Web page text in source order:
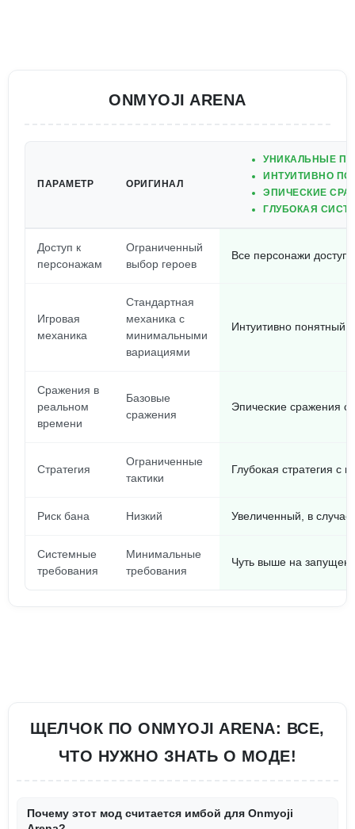
ONMYOJI ARENA
ПАРАМЕТР ОРИГИНАЛ
УНИКАЛЬНЫЕ
ИНТУИТИВНО
ЭПИЧЕСКИЕ
ГЛУБОКАЯ
Доступ к
персонажам
Ограниченный
выбор героев
Все персонажи
Игровая
механика
Стандартная
механика с
минимальными
вариациями
Интуитивно понятный
Сражения в
реальном
времени
Базовые
сражения
Эпические сражения
Стратегия
Ограниченные
тактики
Глубокая стратегия с
Риск бана Низкий Увеличенный, в
Системные
требования
Минимальные
требования
Чуть выше на
ЩЕЛЧОК ПО ONMYOJI ARENA: ВСЕ,
ЧТО НУЖНО ЗНАТЬ О МОДЕ!
Почему этот мод считается имбой для Onmyoji